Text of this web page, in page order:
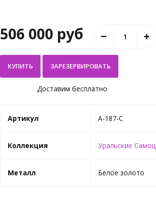
506 000 руб
КУПИТЬ
Доставим бесплатно
Артикул A-187-C
Коллекция Уральские
Металл Белое золото